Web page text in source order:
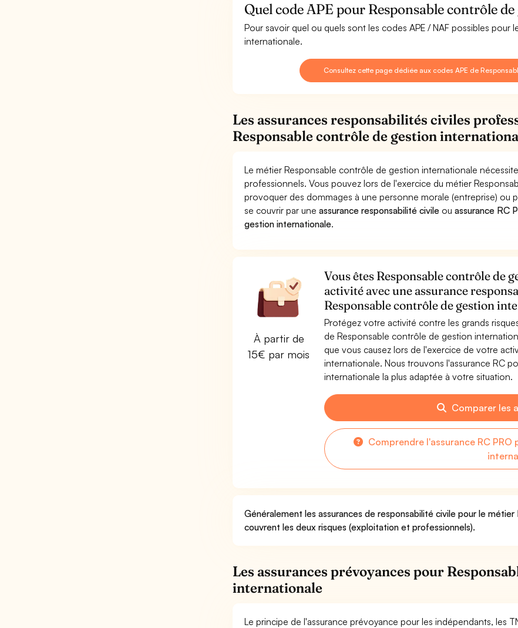
Quel code APE pour Responsable contrôle
Pour savoir quel ou quels sont les codes APE / NAF possibles
internationale.
Consultez cette page dédiée aux codes APE de
Les assurances responsabilités civiles
Responsable contrôle de gestion
Le métier Responsable contrôle de gestion internationale
professionnels. Vous pouvez lors de l'exercice du métier
provoquer des dommages à une personne morale (entreprise) ou
se couvrir par uneassurance responsabilité civile ouassurance RC
gestion internationale.
À partir de
15€ par mois
Vous êtes Responsable contrôle de
activité avec une assurance
Responsable contrôle de gestion
Protégez votre activité contre les grands
de Responsable contrôle de gestion
que vous causez lors de l'exercice de votre
internationale. Nous trouvons l'assurance RC
internationale la plus adaptée à votre situation.
Comparer les
Comprendre l'assurance RC
Généralement les assurances de responsabilité civile pour le
couvrent les deux risques (exploitation et professionnels).
Les assurances prévoyances pour
internationale
Le principe de l'assurance prévoyance pour les indépendants, les